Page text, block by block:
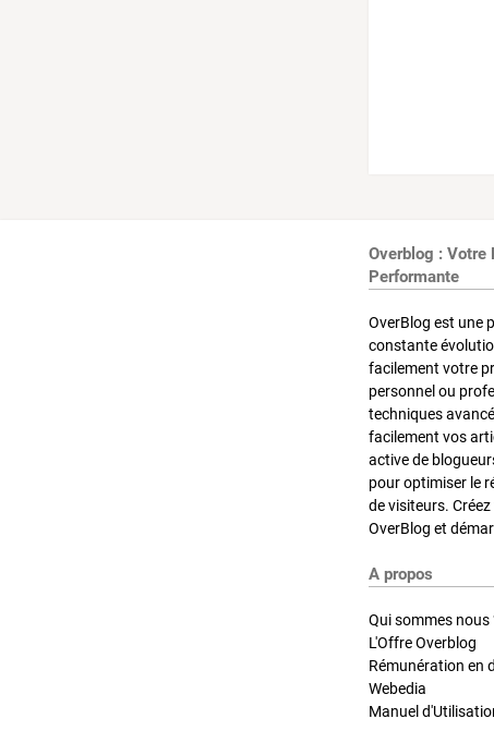
Overblog :
Performante
OverBlog est une
constante
facilement votre
personnel ou
techniques
facilement vos
active de
pour optimiser le
de visiteurs.
OverBlog et
A propos
Qui sommes nous
L'Offre Overblog
Rémunération en
Webedia
Manuel